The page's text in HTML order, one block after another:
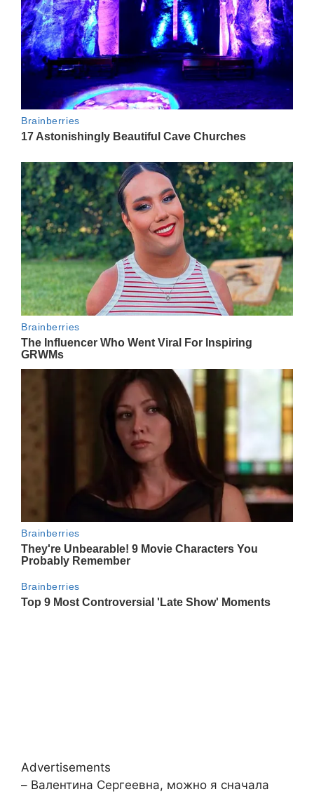
Advertisements
– Валентина Сергеевна, можно я сначала